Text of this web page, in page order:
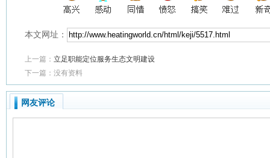
本文网址：
上一篇： 立足职能定位服务生态文明建设
下一篇：没有资料
网友评论